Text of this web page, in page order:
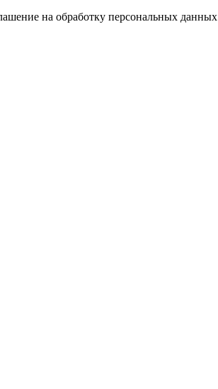
на обработку персональных данных